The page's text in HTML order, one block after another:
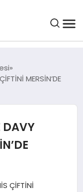
MERSİN’DE
DAVY
ÇİFTİNİ